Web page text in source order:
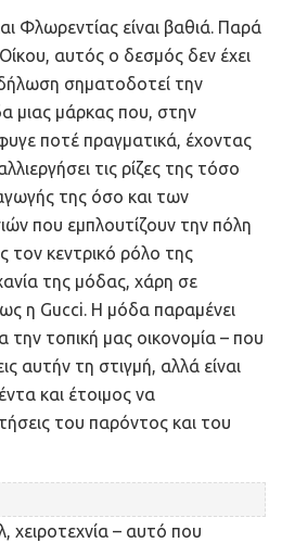
Φλωρεντίας είναι βαθιά. Παρά
αυτός ο δεσμός δεν έχει
σηματοδοτεί την
μιας μάρκας που, στην
ποτέ πραγματικά, έχοντας
τις ρίζες της τόσο
της όσο και των
που εμπλουτίζουν την πόλη
τον κεντρικό ρόλο της
της μόδας, χάρη σε
η Gucci. Η μόδα παραμένει
την τοπική μας οικονομία – που
αυτήν τη στιγμή, αλλά είναι
και έτοιμος να
του παρόντος και του
χειροτεχνία – αυτό που